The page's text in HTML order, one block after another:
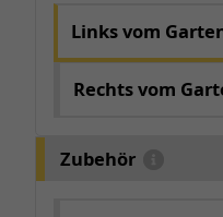
Links vom
Rechts vom
Zubehör